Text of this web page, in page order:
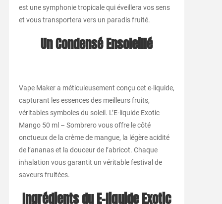
est une symphonie tropicale qui éveillera vos sens
et vous transportera vers un paradis fruité.
Un Condensé Ensoleillé
Vape Maker a méticuleusement conçu cet e-liquide,
capturant les essences des meilleurs fruits,
véritables symboles du soleil. L’E-liquide Exotic
Mango 50 ml – Sombrero vous offre le côté
onctueux de la crème de mangue, la légère acidité
de l’ananas et la douceur de l’abricot. Chaque
inhalation vous garantit un véritable festival de
saveurs fruitées.
Ingrédients du E-liquide Exotic